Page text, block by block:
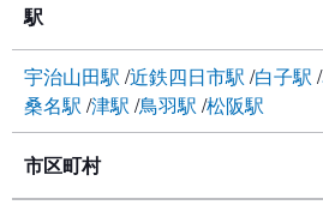
駅
宇治山田駅 近鉄四日市駅 白子駅
桑名駅 津駅 鳥羽駅 松阪駅
市区町村